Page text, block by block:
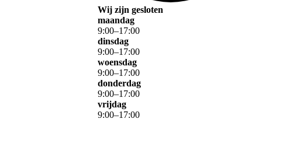
Wij zijn gesloten
maandag
9:00–17:00
dinsdag
9:00–17:00
woensdag
9:00–17:00
donderdag
9:00–17:00
vrijdag
9:00–17:00